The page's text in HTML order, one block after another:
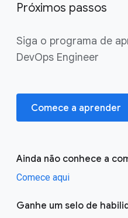
Próximos passos
Siga o programa de
DevOps Engineer
Comece a aprender
Ainda não conhece a
Comece aqui
Ganhe um selo de